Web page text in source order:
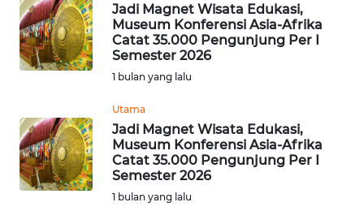
Jadi Magnet Wisata Edukasi,
Museum Konferensi Asia-Afrika
Catat 35.000 Pengunjung Per I
Semester 2026
1 bulan yang lalu
Utama
Jadi Magnet Wisata Edukasi,
Museum Konferensi Asia-Afrika
Catat 35.000 Pengunjung Per I
Semester 2026
1 bulan yang lalu
BALI
WN
KALBAR
KALTENG
WN
KALTARA